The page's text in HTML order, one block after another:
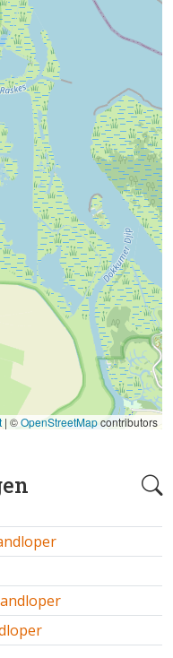
| ©OpenStreetMapcontributors